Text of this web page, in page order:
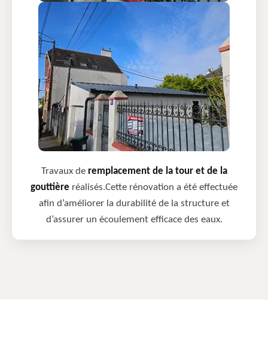
Travaux de remplacement de la tour et de la
gouttière réalisés.Cette rénovation a été effectuée
afin d’améliorer la durabilité de la structure et
d’assurer un écoulement efficace des eaux.